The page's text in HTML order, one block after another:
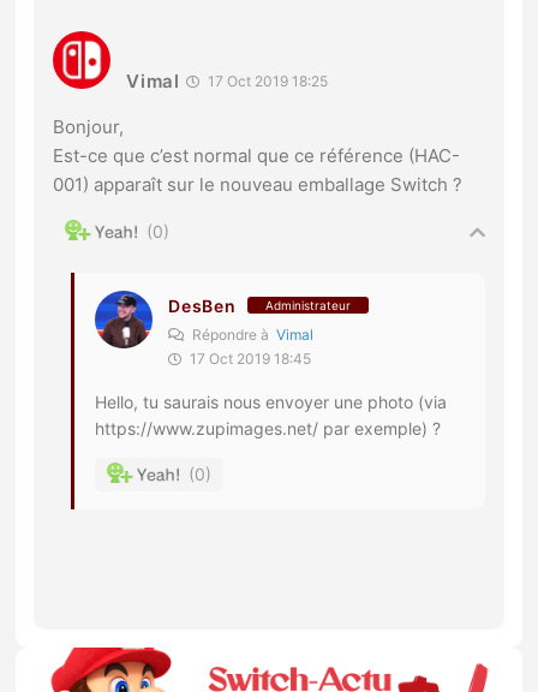
Vimal 17 Oct 2019 18:25
Bonjour,
Est-ce que c’est normal que ce référence (HAC-
001) apparaît sur le nouveau emballage Switch ?
0
DesBen Administrateur
Répondre àVimal
17 Oct 2019 18:45
Hello, tu saurais nous envoyer une photo (via
https://www.zupimages.net/ par exemple) ?
0